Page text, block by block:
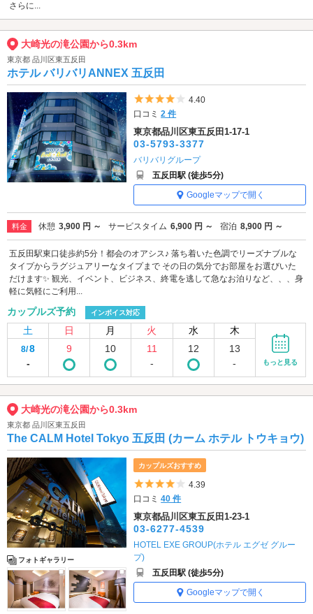
さらに...
大崎光の滝公園から0.3km
東京都 品川区東五反田
ホテル バリバリANNEX 五反田
5つ星のうち4
4.40
口コミ2 件
東京都品川区東五反田1-17-1
03-5793-3377
バリバリグループ
五反田駅 (徒歩5分)
Googleマップで開く
料金 休憩 3,900 円 ～ サービスタイム 6,900 円 ～ 宿泊 8,900 円 ～
五反田駅東口徒歩約5分！都会のオアシス♪ 落ち着いた色調でリーズナブルな
タイプからラグジュアリーなタイプまで その日の気分でお部屋をお選びいた
だけます✨ 観光、イベント、ビジネス、終電を逃して急なお泊りなど、、、身
軽に気軽にご利用...
カップルズ予約 インボイス対応
土 日 月 火 水 木
8/8
-
9 10
11
-
12
13
-
もっと見る
大崎光の滝公園から0.3km
東京都 品川区東五反田
The CALM Hotel Tokyo 五反田 (カーム ホテル トウキョウ)
フォトギャラリー
カップルズおすすめ
5つ星のうち4
4.39
口コミ40 件
東京都品川区東五反田1-23-1
03-6277-4539
HOTEL EXE GROUP(ホテル エグゼ グルー
プ)
五反田駅 (徒歩5分)
Googleマップで開く